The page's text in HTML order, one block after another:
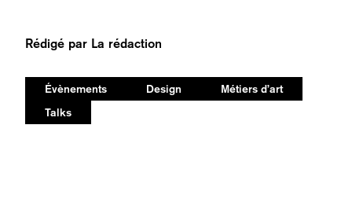
Rédigé par La rédaction
Évènements Design
Métiers d’art
Talks